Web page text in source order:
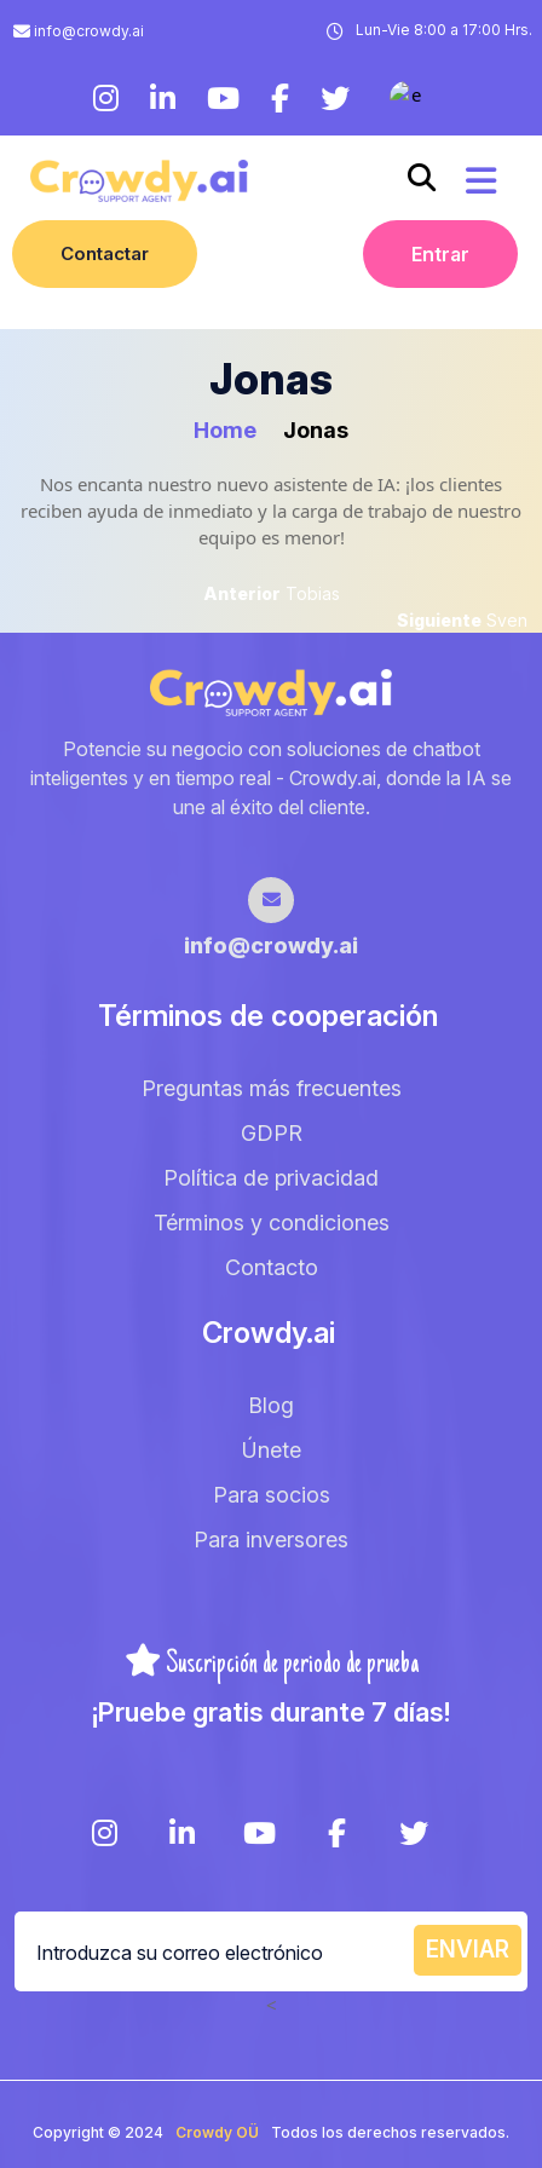
info@crowdy.ai Lun-Vie 8:00 a 17:00 Hrs.
Contactar Entrar
Jonas
Home Jonas
Nos encanta nuestro nuevo asistente de IA: ¡los clientes
reciben ayuda de inmediato y la carga de trabajo de nuestro
equipo es menor!
de
Anterior Anterior
Tobias
Siguiente Next
Sven
Potencie su negocio con soluciones de chatbot
inteligentes y en tiempo real - Crowdy.ai, donde la IA se
une al éxito del cliente.
info@crowdy.ai
Términos de cooperación
Preguntas más frecuentes
GDPR
Política de privacidad
Términos y condiciones
Contacto
Crowdy.ai
Blog
Únete
Para socios
Para inversores
Suscripción de periodo de prueba
¡Pruebe gratis durante 7 días!
<
Copyright © 2024 Crowdy OÜ Todos los derechos reservados.